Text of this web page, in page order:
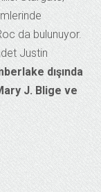
da bulunuyor.
Justin
dışında
J. Blige ve